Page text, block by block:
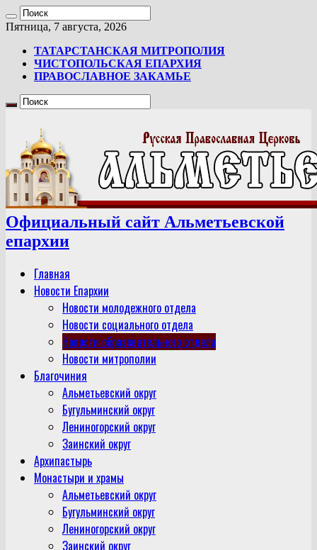
Пятница, 7 августа, 2026
ТАТАРСТАНСКАЯ МИТРОПОЛИЯ
ЧИСТОПОЛЬСКАЯ ЕПАРХИЯ
ПРАВОСЛАВНОЕ ЗАКАМЬЕ
Официальный сайт Альметьевской
епархии
Главная
Новости Епархии
Новости молодежного отдела
Новости социального отдела
Новости образовательного отдела
Новости митрополии
Благочиния
Альметьевский округ
Бугульминский округ
Лениногорский округ
Заинский округ
Архипастырь
Монастыри и храмы
Альметьевский округ
Бугульминский округ
Лениногорский округ
Заинский округ